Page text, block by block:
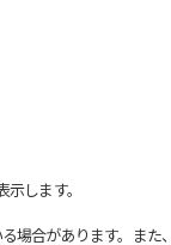
します。
合があります。また